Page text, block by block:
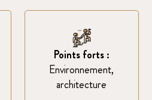
Points forts :
Environnement,
architecture